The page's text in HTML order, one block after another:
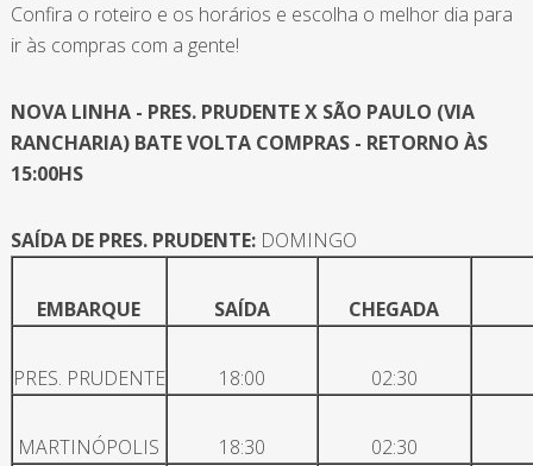
Confira o roteiro e os horários e escolha o melhor dia para
ir às compras com a gente!
NOVA LINHA - PRES. PRUDENTE X SÃO PAULO (VIA
RANCHARIA) BATE VOLTA COMPRAS - RETORNO ÀS
15:00HS
SAÍDA DE PRES. PRUDENTE:DOMINGO
EMBARQUE SAÍDA CHEGADA
PRES. PRUDENTE 18:00 02:30
MARTINÓPOLIS 18:30 02:30